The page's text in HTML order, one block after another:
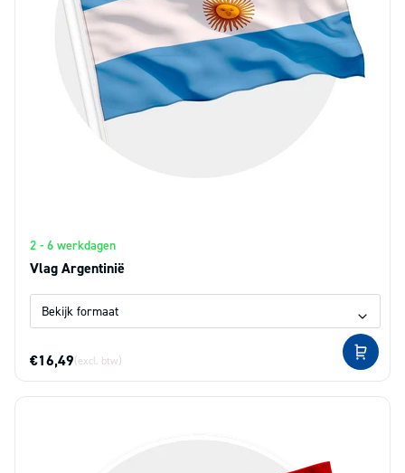
2 - 6 werkdagen
Vlag Argentinië
€16,49(excl. btw)